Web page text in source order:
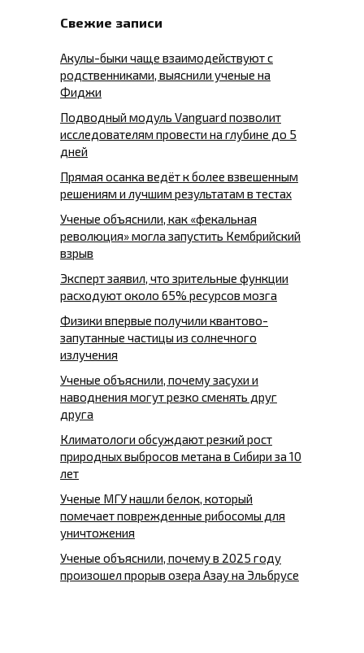
Свежие записи
Акулы-быки чаще взаимодействуют с
родственниками, выяснили ученые на
Фиджи
Подводный модуль Vanguard позволит
исследователям провести на глубине до 5
дней
Прямая осанка ведёт к более взвешенным
решениям и лучшим результатам в тестах
Ученые объяснили, как «фекальная
революция» могла запустить Кембрийский
взрыв
Эксперт заявил, что зрительные функции
расходуют около 65% ресурсов мозга
Физики впервые получили квантово-
запутанные частицы из солнечного
излучения
Ученые объяснили, почему засухи и
наводнения могут резко сменять друг
друга
Климатологи обсуждают резкий рост
природных выбросов метана в Сибири за 10
лет
Ученые МГУ нашли белок, который
помечает поврежденные рибосомы для
уничтожения
Ученые объяснили, почему в 2025 году
произошел прорыв озера Азау на Эльбрусе